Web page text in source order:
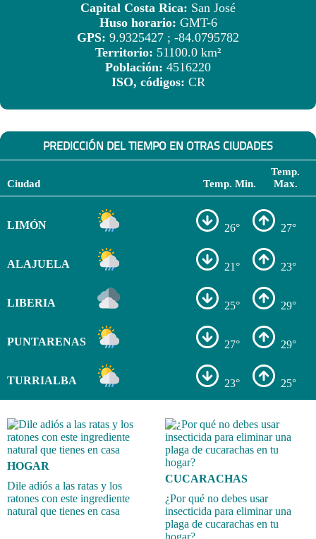
Capital Costa Rica: San José
Huso horario: GMT-6
GPS: 9.9325427 ; -84.0795782
Territorio: 51100.0 km²
Población: 4516220
ISO, códigos: CR
PREDICCIÓN DEL TIEMPO EN OTRAS CIUDADES
Ciudad Temp. Min.
Temp.
Max.
LIMÓN 26° 27°
ALAJUELA 21° 23°
LIBERIA 25° 29°
PUNTARENAS 27° 29°
TURRIALBA 23° 25°
HOGAR
Dile adiós a las ratas y los
ratones con este ingrediente
natural que tienes en casa
CUCARACHAS
¿Por qué no debes usar
insecticida para eliminar una
plaga de cucarachas en tu
hogar?